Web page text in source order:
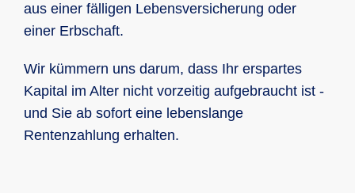
aus einer fälligen Lebensversicherung oder
einer Erbschaft.
Wir kümmern uns darum, dass Ihr erspartes
Kapital im Alter nicht vorzeitig aufgebraucht ist -
und Sie ab sofort eine lebenslange
Rentenzahlung erhalten.